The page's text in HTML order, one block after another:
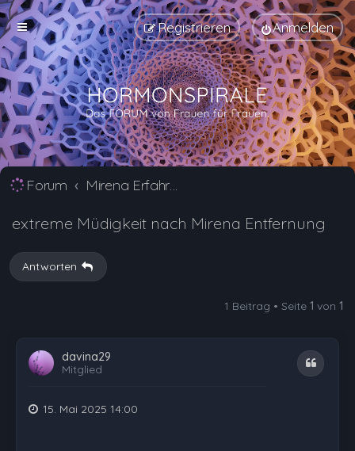
Anmelden
Registrieren
Forum Mirena Erfahrungsberichte und Nebenwirkungen
extreme Müdigkeit nach Mirena Entfernung
Antworten
1 Beitrag • Seite 1 von 1
davina29
Mitglied
Zitat
15. Mai 2025 14:00